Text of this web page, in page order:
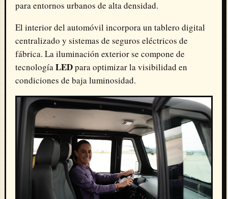
para entornos urbanos de alta densidad.
El interior del automóvil incorpora un tablero digital
centralizado y sistemas de seguros eléctricos de
fábrica. La iluminación exterior se compone de
tecnologíaLEDpara optimizar la visibilidad en
condiciones de baja luminosidad.